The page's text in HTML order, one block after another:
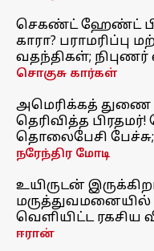
செகண்ட் ஹேண்ட்
காரா? பராமரிப்பு
வதந்திகள்;
சொகுசு கார்கள்
அமெரிக்கத் துணை
தெரிவித்த
தொலைபேசி
நரேந்திர மோடி
உயிருடன்
வெளியிட்ட ரகசிய
ஈரான்